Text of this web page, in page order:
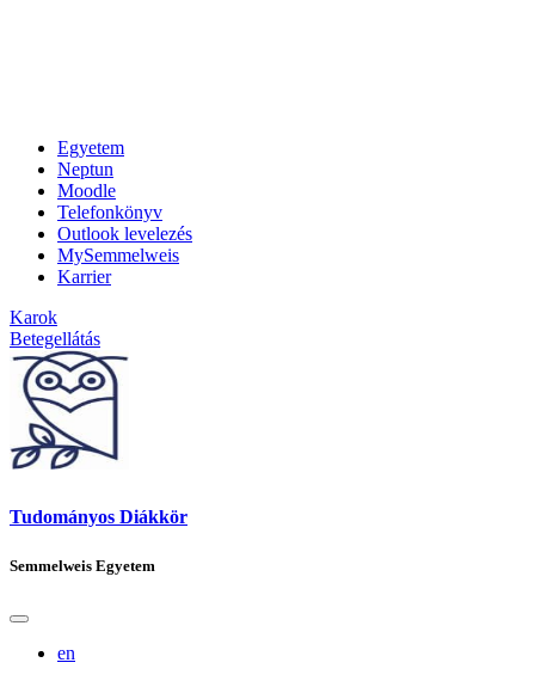
Egyetem
Neptun
Moodle
Telefonkönyv
Outlook levelezés
MySemmelweis
Karrier
Karok
Betegellátás
Tudományos Diákkör
Semmelweis Egyetem
en